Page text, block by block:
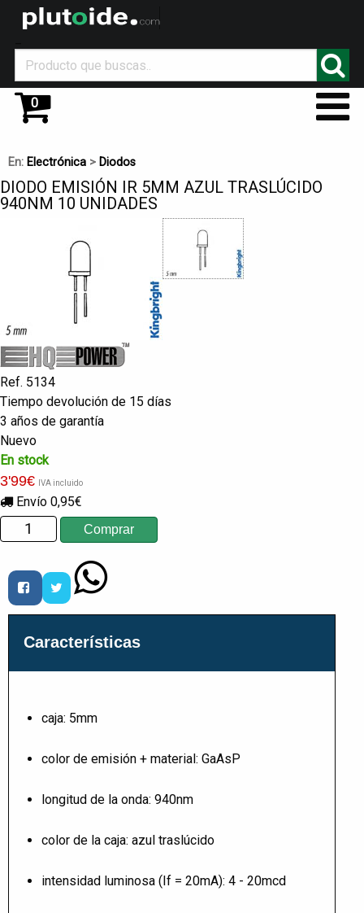
0
En: Electrónica > Diodos
DIODO EMISIÓN IR 5MM AZUL TRASLÚCIDO
940NM 10 UNIDADES
Ref. 5134
Tiempo devolución de 15 días
3 años de garantía
Nuevo
En stock
3'99€ IVA incluido
Envío 0,95€
Características
caja: 5mm
color de emisión + material: GaAsP
longitud de la onda: 940nm
color de la caja: azul traslúcido
intensidad luminosa (If = 20mA): 4 - 20mcd